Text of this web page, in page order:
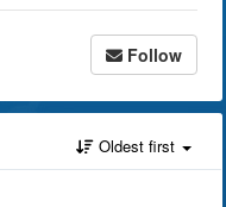
Follow
Oldest first